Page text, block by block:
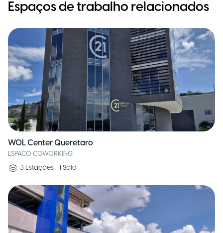
Espaços de trabalho relacionados
WOL Center Queretaro
ESPACO COWORKING
3 Estações • 1 Sala